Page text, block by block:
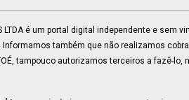
LTDA é um portal digital independente e sem
Informamos também que não realizamos
tampouco autorizamos terceiros a fazê-